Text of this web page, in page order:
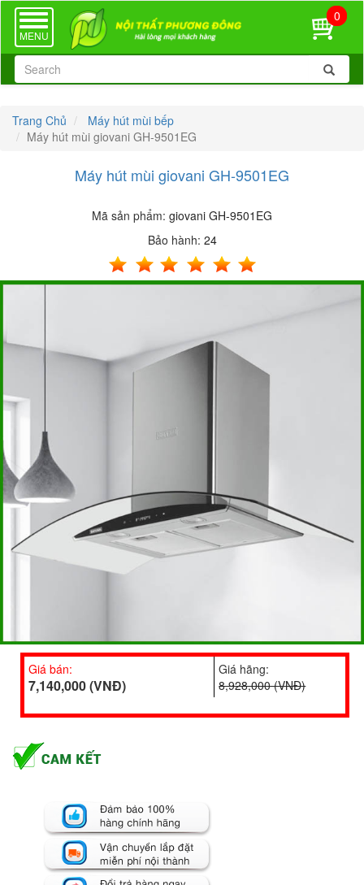
TOGGLE
NAVIGATION
MENU
0
Trang Chủ
Máy hút mùi bếp
Máy hút mùi giovani GH-9501EG
Máy hút mùi giovani GH-9501EG
Mã sản phẩm: giovani GH-9501EG
Bảo hành: 24
Giá bán:
7,140,000 (VNĐ)
Giá hãng:
8,928,000 (VNĐ)